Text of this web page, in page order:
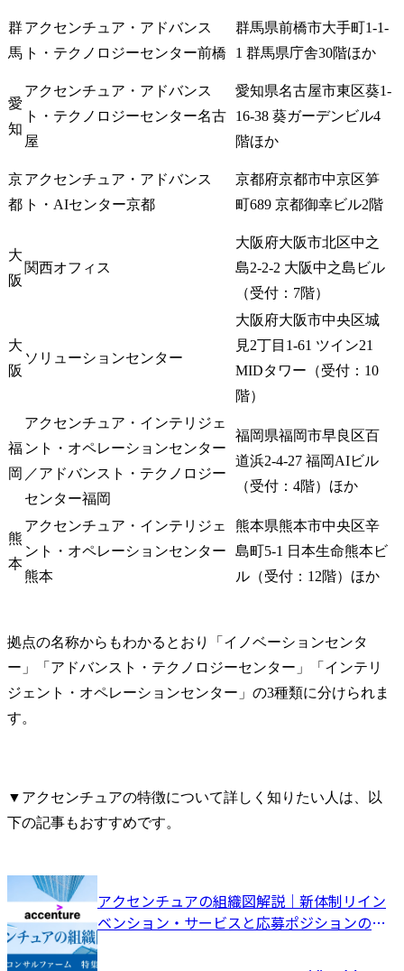
群
馬
アクセンチュア・アドバンス
ト・テクノロジーセンター前橋
群馬県前橋市大手町1-1-
1 群馬県庁舎30階ほか
愛
知
アクセンチュア・アドバンス
ト・テクノロジーセンター名古
屋
愛知県名古屋市東区葵1-
16-38 葵ガーデンビル4
階ほか
京
都
アクセンチュア・アドバンス
ト・AIセンター京都
京都府京都市中京区笋
町689 京都御幸ビル2階
大
阪
関西オフィス
大阪府大阪市北区中之
島2-2-2 大阪中之島ビル
（受付：7階）
大
阪
ソリューションセンター
大阪府大阪市中央区城
見2丁目1-61 ツイン21
MIDタワー（受付：10
階）
福
岡
アクセンチュア・インテリジェ
ント・オペレーションセンター
／アドバンスト・テクノロジー
センター福岡
福岡県福岡市早良区百
道浜2-4-27 福岡AIビル
（受付：4階）ほか
熊
本
アクセンチュア・インテリジェ
ント・オペレーションセンター
熊本
熊本県熊本市中央区辛
島町5-1 日本生命熊本ビ
ル（受付：12階）ほか
拠点の名称からもわかるとおり「イノベーションセンタ
ー」「アドバンスト・テクノロジーセンター」「インテリ
ジェント・オペレーションセンター」の3種類に分けられま
す。
▼アクセンチュアの特徴について詳しく知りたい人は、以
下の記事もおすすめです。
アクセンチュアの組織図解説｜新体制リイン
ベンション・サービスと応募ポジションの見